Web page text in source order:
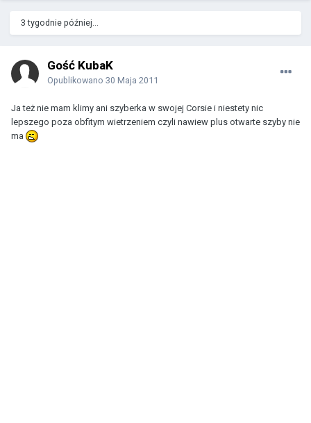
3 tygodnie później...
Gość KubaK
Opublikowano 30 Maja 2011
Ja też nie mam klimy ani szyberka w swojej Corsie i niestety nic
lepszego poza obfitym wietrzeniem czyli nawiew plus otwarte szyby nie
ma